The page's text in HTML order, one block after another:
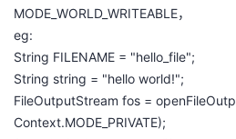
MODE_WORLD_WRITEABLE，
eg:
String FILENAME = "hello_file";
String string = "hello world!";
FileOutputStream fos =
Context.MODE_PRIVATE);